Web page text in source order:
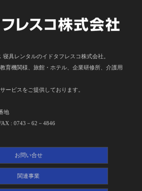
寝具レンタルのイドタフレスコ株式会社。
育機関様、旅館・ホテル、企業研修所、介護用
ービスをご提供しております。
地
: 0743－62－4846
お問い合せ
関連事業